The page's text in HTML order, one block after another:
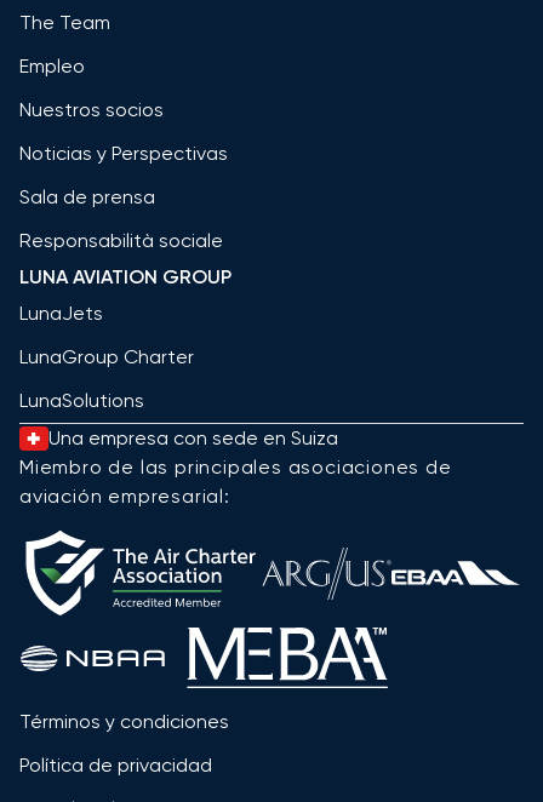
The Team
Empleo
Nuestros socios
Noticias y Perspectivas
Sala de prensa
Responsabilità sociale
LUNA AVIATION GROUP
LunaJets
LunaGroup Charter
LunaSolutions
Una empresa con sede en Suiza
Miembro de las principales asociaciones de
aviación empresarial:
Términos y condiciones
Política de privacidad